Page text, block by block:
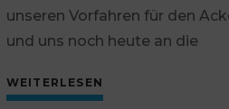
unseren Vorfahren für den
und uns noch heute an die
WEITERLESEN